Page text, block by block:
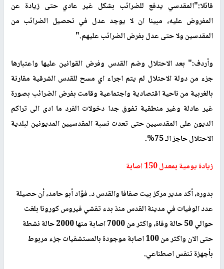
قائلا:"المقدسي يدفع للضرائب بشكل غير عادي حتى زيادة عن
المفروض عليه، مبينا ان لا يوجد عدل في تحصيل الضرائب من
المقدسين ولا حتى عدل بفرض الضرائب عليهم."
وأردف:" بعد الاحتلال وضم القدس وفرض القوانين عليها واعتبارها
جزء من دولة الاحتلال لم يتم اجراء اي مسح للقدس الشرقية مقارنة
بالغربية من ناحية اقتصادية واجتماعية وقامت بفرض الضرائب بصورة
غير عادلة وغير منطقية تفوق جدا دخولات الفرد ما ادى الى تراكم
الديون على المقدسيين حتى تعدت نسبة المقدسيين المديونين لبلدية
الاحتلال حاجز الـ 75%.
زيادة يومية بمعدل 150 اصابة
بدوره، أكد مدير مركز بيت صفافا والقدس د. فؤاد أبو حامد، أن حصيلة
عدد الوفيات في مدينة القدس منذ بدء تفشي فيروس كورونا بلغت
حوالي 50 حالة وفاة، واكثر من 7000 اصابة منها 2000 حالة نشطة
حتى الان واكثر من 100 اصابة موجودة بالمستشفيات جزء مربوط
بأجهزة تنفس اصطناعي.